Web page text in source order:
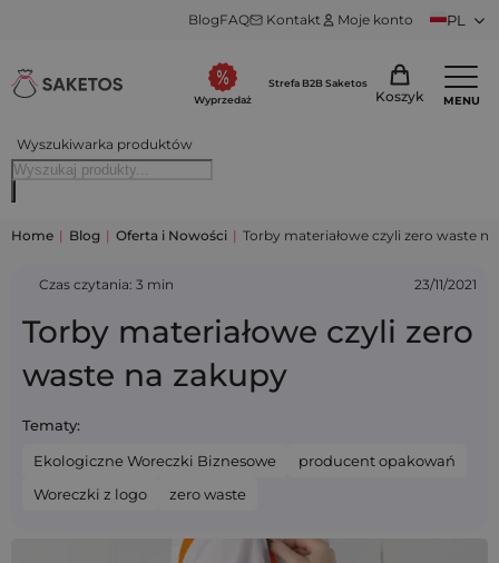
BlogFAQ Kontakt Moje konto PL
Wyszukiwarka produktów
Wyprzedaż
Strefa B2B Saketos
Koszyk MENU
Home | Blog | Oferta i Nowości | Torby materiałowe czyli zero waste
Czas czytania: 3 min 23/11/2021
Torby materiałowe czyli zero
waste na zakupy
Tematy:
Ekologiczne Woreczki Biznesowe
producent opakowań
Woreczki z logo
zero waste